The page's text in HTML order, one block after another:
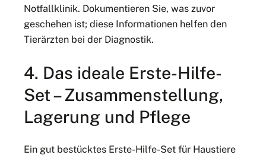
Notfallklinik. Dokumentieren Sie, was zuvor
geschehen ist; diese Informationen helfen den
Tierärzten bei der Diagnostik.
4. Das ideale Erste-Hilfe-
Set – Zusammenstellung,
Lagerung und Pflege
Ein gut bestücktes Erste-Hilfe-Set für Haustiere